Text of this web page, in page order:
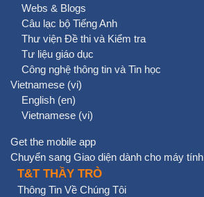
Webs & Blogs
Câu lạc bộ Tiếng Anh
Thư viện Đề thi và Kiểm tra
Tư liệu giáo dục
Công nghệ thông tin và Tin học
Vietnamese ‎(vi)‎
English ‎(en)‎
Vietnamese ‎(vi)‎
Get the mobile app
Chuyển sang Giao diện dành cho máy tính
T&T THẦY TRÒ
Thông Tin Về Chúng Tôi